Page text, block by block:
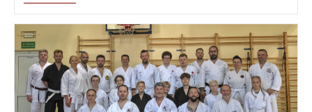
Dôjôleiter
Thomas
Podzelny